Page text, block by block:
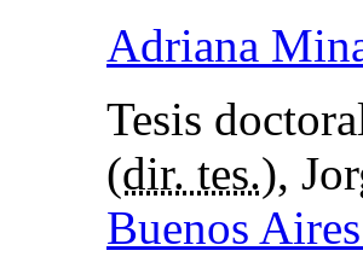
Adriana
Tesis
(dir. tes.),
Buenos